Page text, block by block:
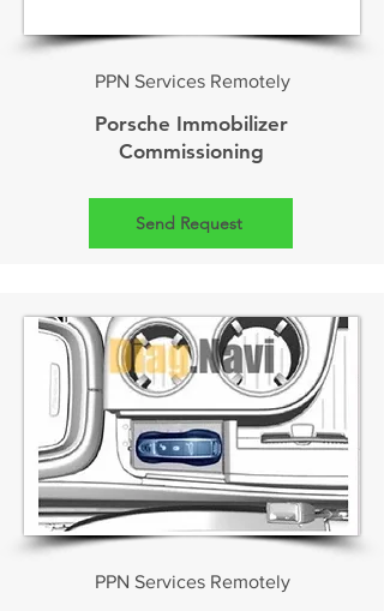
PPN Services Remotely
Porsche Immobilizer
Commissioning
Send Request
PPN Services Remotely